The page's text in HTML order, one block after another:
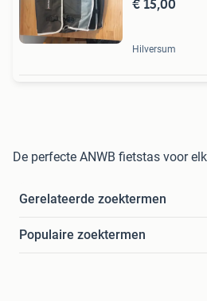
Hilversum
De perfecte ANWB fietstas voor
Gerelateerde zoektermen
Populaire zoektermen